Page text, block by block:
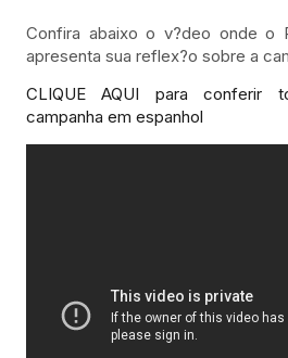
Confira abaixo o v?deo onde o
apresenta sua reflex?o sobre a
CLIQUE AQUI para conferir
campanha em espanhol